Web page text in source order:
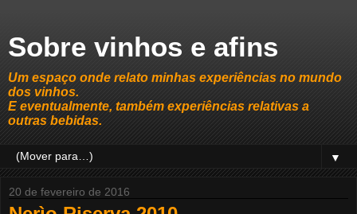
Sobre vinhos e afins
Um espaço onde relato minhas experiências no mundo
dos vinhos.
E eventualmente, também experiências relativas a
outras bebidas.
▼
20 de fevereiro de 2016